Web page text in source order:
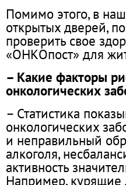
Помимо этого, в
открытых дверей,
проверить свое
«ОНКОпост» для
– Какие факторы
онкологических
– Статистика
онкологических
и неправильный
алкоголя,
активность
Например, курящие